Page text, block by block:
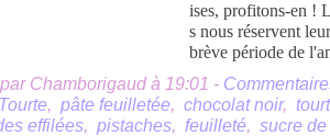
ises, profitons-en !
s nous réservent
brève période de
Chamborigaud à 19:01 -
Tourte, pâte feuilletée, chocolat noir,
effilées, pistaches, feuilleté, sucre